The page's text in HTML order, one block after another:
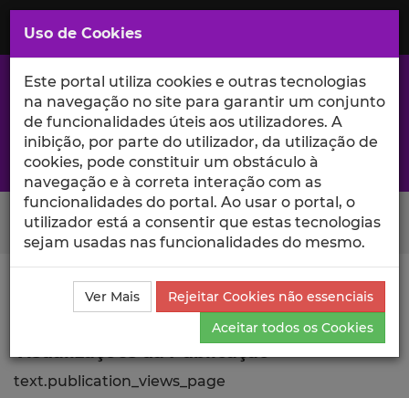
Saltar
para
Conteúdo
Principal
A excelência da investigação e ciência no Iscte
Search Button
Ciência_Iscte Publicações
Descrição Detalhada da
Publicação
Visualizações
text.publication_views_page
Uso de Cookies
Este portal utiliza cookies e outras tecnologias
na navegação no site para garantir um conjunto
de funcionalidades úteis aos utilizadores. A
inibição, por parte do utilizador, da utilização de
cookies, pode constituir um obstáculo à
navegação e à correta interação com as
funcionalidades do portal. Ao usar o portal, o
utilizador está a consentir que estas tecnologias
sejam usadas nas funcionalidades do mesmo.
Ver Mais
Rejeitar Cookies não essenciais
Aceitar todos os Cookies